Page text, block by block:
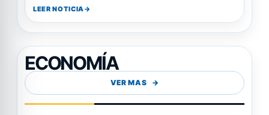
LEER NOTICIA
ECONOMÍA
VER MAS